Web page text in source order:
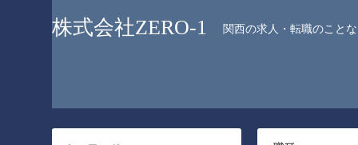
株式会社ZERO-1 関西の求人・転職のこと